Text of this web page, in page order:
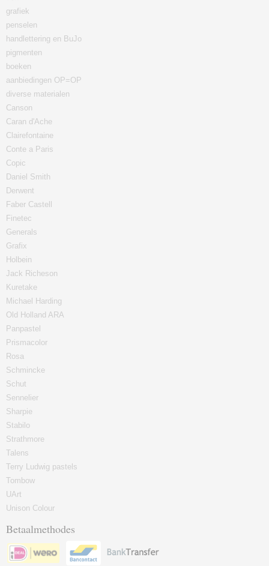
grafiek
penselen
handlettering en BuJo
pigmenten
boeken
aanbiedingen OP=OP
diverse materialen
Canson
Caran d'Ache
Clairefontaine
Conte a Paris
Copic
Daniel Smith
Derwent
Faber Castell
Finetec
Generals
Grafix
Holbein
Jack Richeson
Kuretake
Michael Harding
Old Holland ARA
Panpastel
Prismacolor
Rosa
Schmincke
Schut
Sennelier
Sharpie
Stabilo
Strathmore
Talens
Terry Ludwig pastels
Tombow
UArt
Unison Colour
Betaalmethodes